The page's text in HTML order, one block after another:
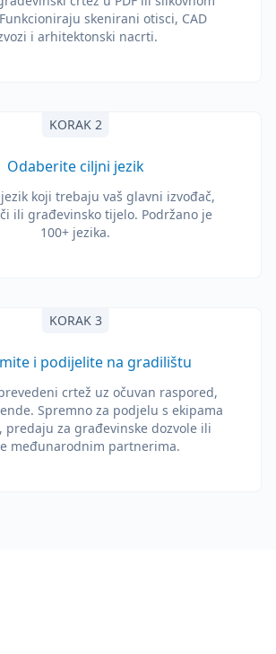
skenirani otisci, CAD
i arhitektonski nacrti.
KORAK 2
Odaberite ciljni jezik
koji trebaju vaš glavni izvođač,
ili građevinsko tijelo. Podržano je
100+ jezika.
KORAK 3
i podijelite na gradilištu
crtež uz očuvan raspored,
Spremno za podjelu s ekipama
predaju za građevinske dozvole ili
međunarodnim partnerima.